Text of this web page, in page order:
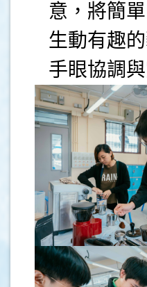
意，將簡
生動有趣
手眼協調